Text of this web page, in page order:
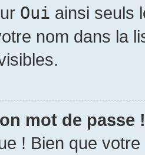
Oui ainsi seuls
nom dans la
mot de passe !
! Bien que